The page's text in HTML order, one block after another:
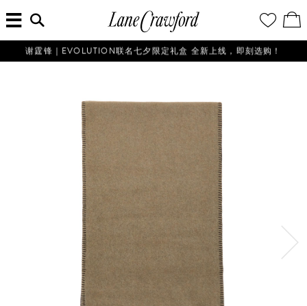
佛
探
的
界
的
愿
望
清
单
看
／
修
购
单
入
搜
索
信
息...
谢霆锋｜EVOLUTION联名七夕限定礼盒 全新上线，即刻选购！